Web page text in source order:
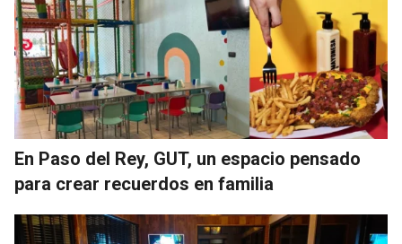
En Paso del Rey, GUT, un espacio pensado
para crear recuerdos en familia